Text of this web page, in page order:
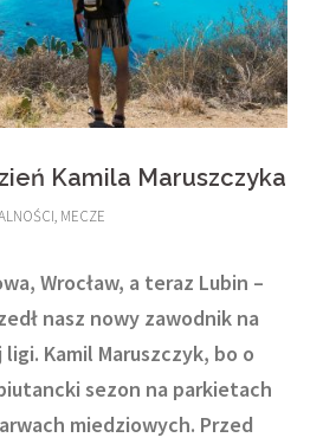
Kamila Maruszczyka
, MECZE
Wrocław, a teraz Lubin –
nasz nowy zawodnik na
Kamil Maruszczyk, bo o
sezon na parkietach
miedziowych. Przed